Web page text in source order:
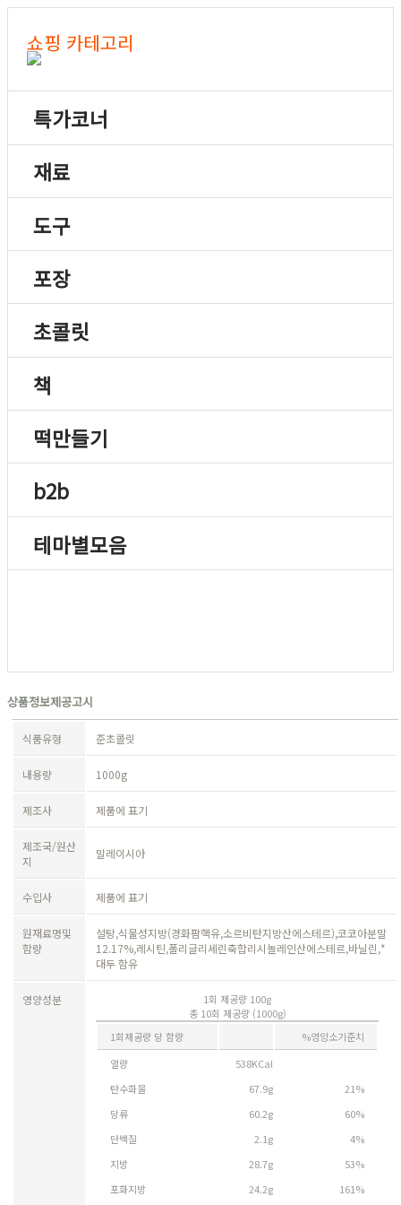
쇼핑 카테고리
특가코너
재료
도구
포장
초콜릿
책
떡만들기
b2b
테마별모음
상품정보제공고시
식품유형 준초콜릿
내용량 1000g
제조사 제품에 표기
제조국/원산
지
말레이시아
수입사 제품에 표기
원재료명및
함량
설탕,식물성지방(경화팜핵유,소르비탄지방산에스테르),코코아분말
12.17%,레시틴,폴리글리세린축합리시놀레인산에스테르,바닐린,*
대두 함유
영양성분
1회 제공량 100g
총 10회 제공량 (1000g)
1회제공량 당 함량
%영양소기준치
열량
538KCal
탄수화물
67.9g
21%
당류
60.2g
60%
단백질
2.1g
4%
지방
28.7g
53%
포화지방
24.2g 161%